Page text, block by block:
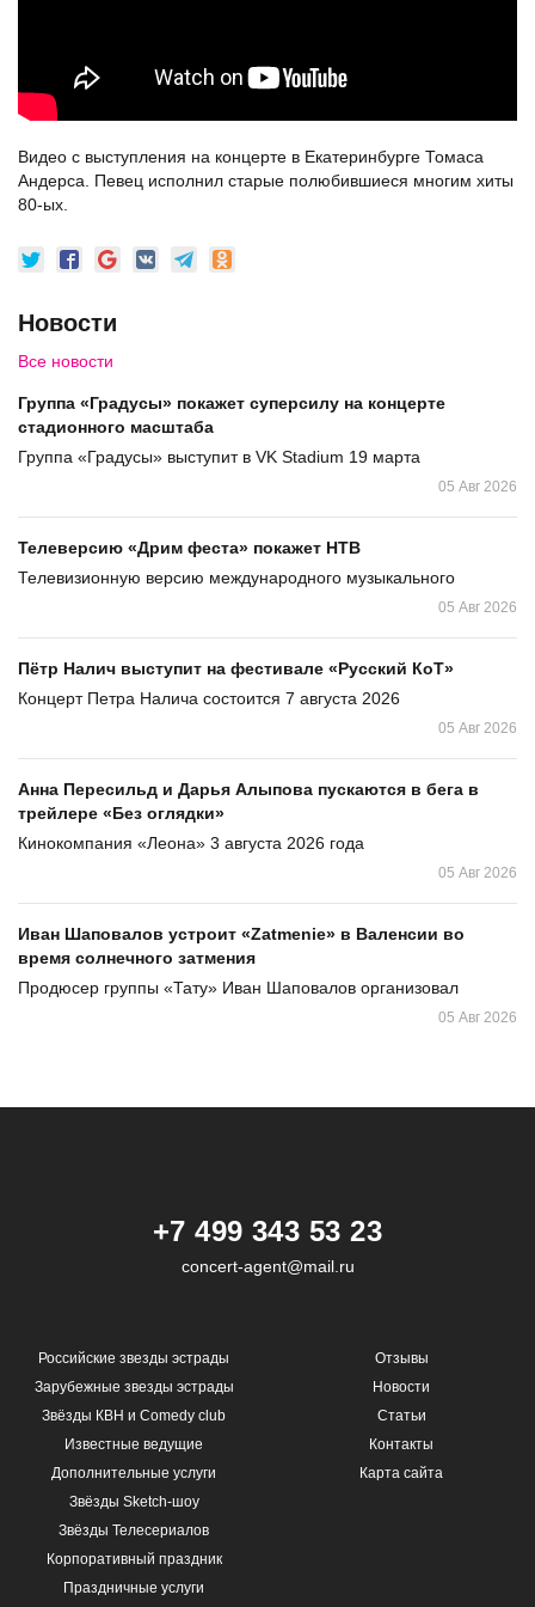
Видео с выступления на концерте в Екатеринбурге Томаса
Андерса . Певец исполнил старые полюбившиеся многим хиты
80-ых.
Новости
Все новости
Группа «Градусы» покажет суперсилу на концерте
стадионного масштаба
Группа «Градусы» выступит в VK Stadium 19 марта
05 Авг 2026
Телеверсию «Дрим феста» покажет НТВ
Телевизионную версию международного музыкального
05 Авг 2026
Пётр Налич выступит на фестивале «Русский КоТ»
Концерт Петра Налича состоится 7 августа 2026
05 Авг 2026
Анна Пересильд и Дарья Алыпова пускаются в бега в
трейлере «Без оглядки»
Кинокомпания «Леона» 3 августа 2026 года
05 Авг 2026
Иван Шаповалов устроит «Zatmenie» в Валенсии во
время солнечного затмения
Продюсер группы «Тату» Иван Шаповалов организовал
05 Авг 2026
+7 499 343 53 23
concert-agent@mail.ru
Российские звезды эстрады
Зарубежные звезды эстрады
Звёзды КВН и Comedy club
Известные ведущие
Дополнительные услуги
Звёзды Sketch-шоу
Звёзды Телесериалов
Корпоративный праздник
Праздничные услуги
Отзывы
Новости
Статьи
Контакты
Карта сайта